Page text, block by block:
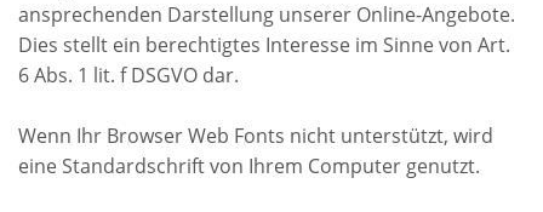
ansprechenden Darstellung unserer Online-Angebote.
Dies stellt ein berechtigtes Interesse im Sinne von Art.
6 Abs. 1 lit. f DSGVO dar.
Wenn Ihr Browser Web Fonts nicht unterstützt, wird
eine Standardschrift von Ihrem Computer genutzt.